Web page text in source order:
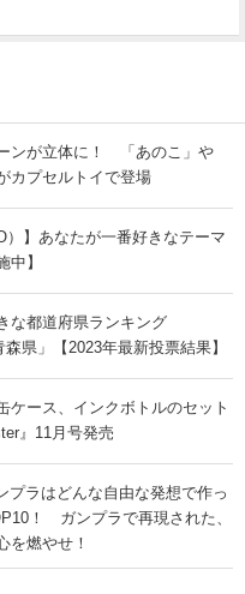
ンが立体に！ 「あのこ」や
カプセルトイで登場
）】あなたが一番好きなテーマ
中】
な都道府県ランキング
県」【2023年最新投票結果】
ケース、インクボトルのセット
』11月号発売
プラはどんな自由な発想で作っ
！ ガンプラで再現された、
を燃やせ！